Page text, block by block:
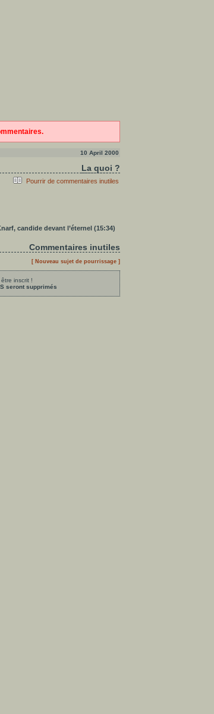
10 April 2000
La quoi ?
Pourrir de commentaires inutiles
candide devant l’éternel (15:34)
Commentaires inutiles
[ Nouveau sujet de pourrissage ]
inscrit !
seront supprimés